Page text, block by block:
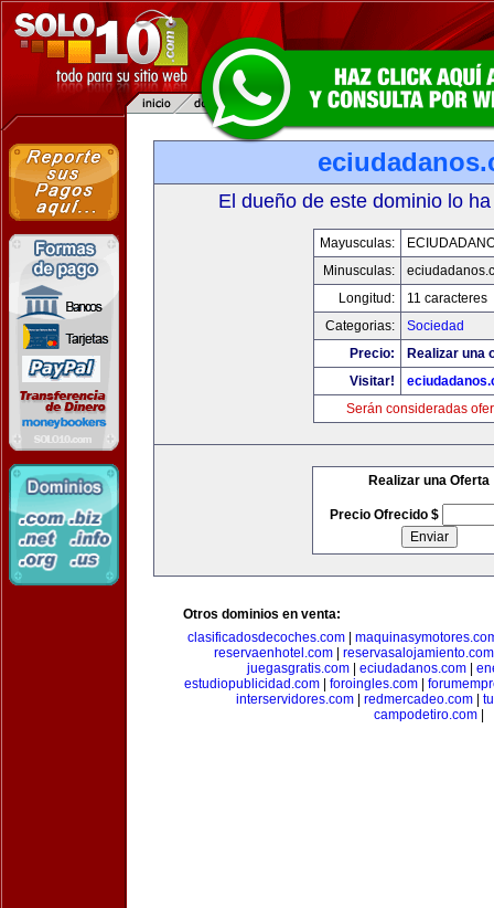
El dueño de este dominio lo
Mayusculas:
Minusculas:
Longitud:
11 caracteres
Categorias:
Sociedad
Precio:
Realizar una
Visitar!
Serán consideradas
Realizar una Oferta
Precio Ofrecido $
Otros dominios en venta:
clasificadosdecoches.com
reservaenhotel.com| reservasalojamiento.com
juegasgratis.com
eciudadanos.com
estudiopublicidad.com| foroingles.com|
interservidores.com
redmercadeo.com
campodetiro.com